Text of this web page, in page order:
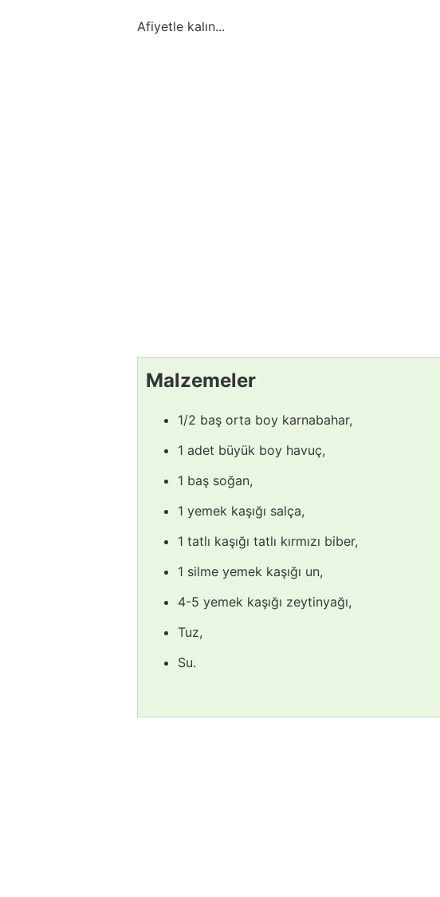
Afiyetle kalın...
Malzemeler
1/2 baş orta boy karnabahar,
1 adet büyük boy havuç,
1 baş soğan,
1 yemek kaşığı salça,
1 tatlı kaşığı tatlı kırmızı biber,
1 silme yemek kaşığı un,
4-5 yemek kaşığı zeytinyağı,
Tuz,
Su.